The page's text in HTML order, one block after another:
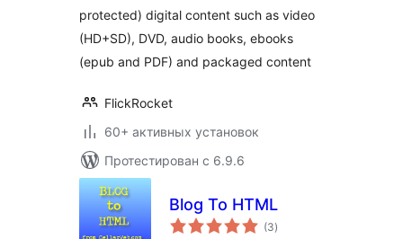
protected) digital content such as video
(HD+SD), DVD, audio books, ebooks
(epub and PDF) and packaged content
FlickRocket
60+ активных установок
Протестирован с 6.9.6
Blog To HTML
(3общий
рейтинг
)